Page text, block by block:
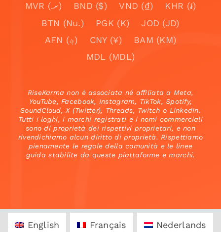
MVR (.ރ)
BND ($) VND (₫)
KHR (៛)
BTN (Nu.)
PGK (K)
JOD (JD)
AFN (؋)
CNY (¥)
BAM (KM)
MDL (MDL)
RiseKarma non è associata né affiliata a Meta,
YouTube, Facebook, Instagram, TikTok, Spotify,
SoundCloud, X (Twitter), Threads, Twitch o LinkedIn.
Tutti i loghi, i marchi registrati e i nomi commerciali
sono di proprietà dei rispettivi proprietari, e non
rivendichiamo alcun diritto di proprietà. Rispettiamo
pienamente le regole della comunità e le linee
guida stabilite da queste piattaforme e marchi.
English Français Nederlands